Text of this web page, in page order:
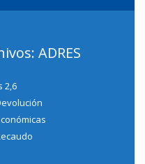
ADRES
2,6